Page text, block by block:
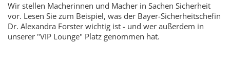
Wir stellen Macherinnen und Macher in Sachen Sicherheit
vor. Lesen Sie zum Beispiel, was der Bayer-Sicherheitschefin
Dr. Alexandra Forster wichtig ist - und wer außerdem in
unserer "VIP Lounge" Platz genommen hat.